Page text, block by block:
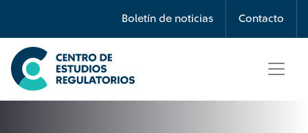
Boletín de noticias Contacto
Búsqueda
Seleccione país